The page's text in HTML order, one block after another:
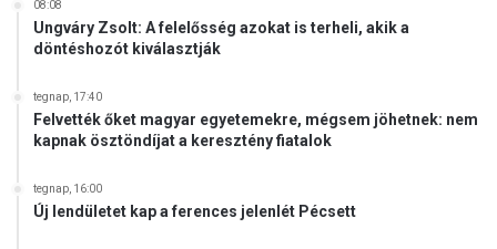
08:08
Ungváry Zsolt: A felelősség azokat is terheli, akik a
döntéshozót kiválasztják
tegnap, 17:40
Felvették őket magyar egyetemekre, mégsem jöhetnek: nem
kapnak ösztöndíjat a keresztény fiatalok
tegnap, 16:00
Új lendületet kap a ferences jelenlét Pécsett